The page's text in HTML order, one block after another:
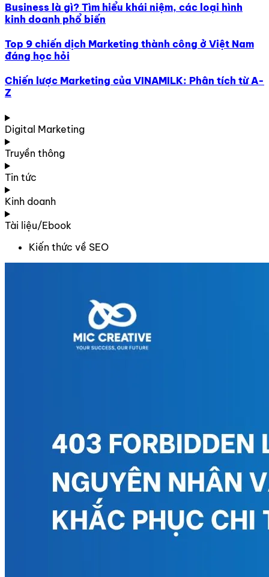
Business là gì? Tìm hiểu khái niệm, các loại hình
kinh doanh phổ biến
Top 9 chiến dịch Marketing thành công ở Việt Nam
đáng học hỏi
Chiến lược Marketing của VINAMILK: Phân tích từ A-
Z
Digital Marketing
Truyền thông
Tin tức
Kinh doanh
Tài liệu/Ebook
Kiến thức về SEO